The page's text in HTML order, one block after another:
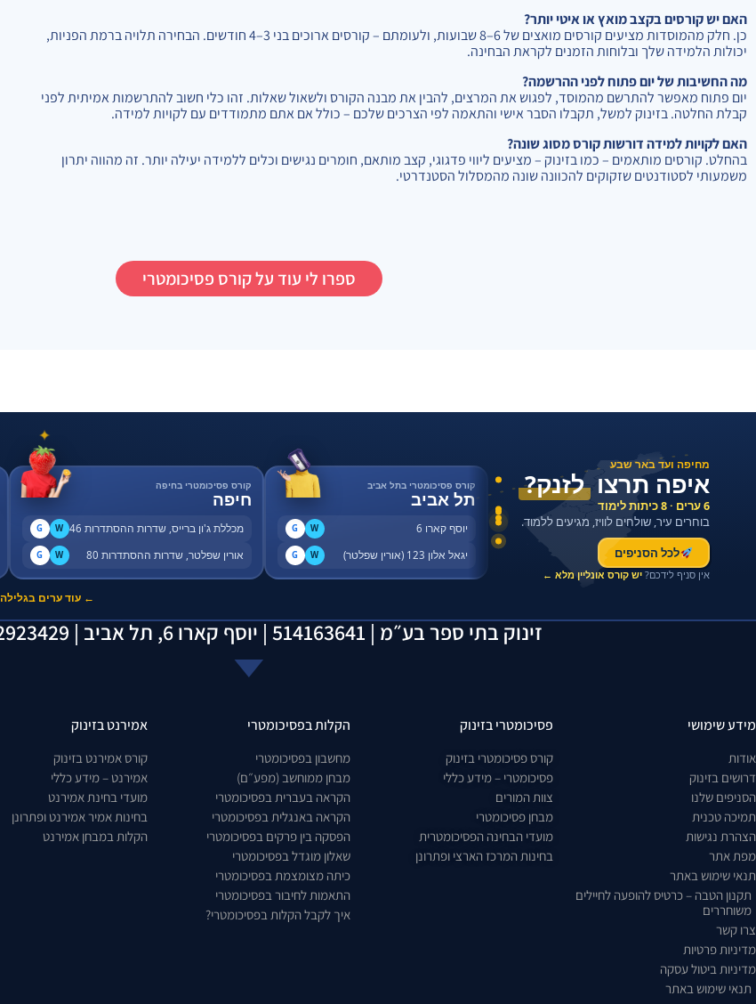
האם יש קורסים בקצב מואץ או איטי יותר?
כן. חלק מהמוסדות מציעים קורסים מואצים של 6–8 שבועות, ולעומתם – קורסים ארוכים בני 3–4 חודשים. הבחירה תלויה ברמת הפניות,
יכולות הלמידה שלך ובלוחות הזמנים לקראת הבחינה.
מה החשיבות של יום פתוח לפני ההרשמה?
יום פתוח מאפשר להתרשם מהמוסד, לפגוש את המרצים, להבין את מבנה הקורס ולשאול שאלות. זהו כלי חשוב להתרשמות אמיתית לפני
קבלת החלטה. בזינוק למשל, תקבלו הסבר אישי והתאמה לפי הצרכים שלכם – כולל אם אתם מתמודדים עם לקויות למידה.
האם לקויות למידה דורשות קורס מסוג שונה?
בהחלט. קורסים מותאמים – כמו בזינוק – מציעים ליווי פדגוגי, קצב מותאם, חומרים נגישים וכלים ללמידה יעילה יותר. זה מהווה יתרון
משמעותי לסטודנטים שזקוקים להכוונה שונה מהמסלול הסטנדרטי.
ספרו לי עוד על קורס פסיכומטרי
✦
✦ מחיפה ועד באר שבע
איפה תרצו לזנק?
6 ערים · 8 כיתות לימוד
בוחרים עיר, שולחים לוויז, מגיעים ללמוד.
לכל הסניפים
אין סניף לידכם? יש קורס אונליין מלא ←
קורס פסיכומטרי בתל אביב
תל אביב
יוסף קארו 6 W
G
יגאל אלון 123 (אורין שפלטר) W
G
קורס פסיכומטרי בחיפה
חיפה
מכללת ג'ון ברייס, שדרות ההסתדרות 46 W
G
אורין שפלטר, שדרות ההסתדרות 80 W
G
← עוד ערים בגלילה
זינוק בתי ספר בע״מ | 514163641 | יוסף קארו 6, תל אביב | 055-2923429
מידע שימושי
אודות
דרושים בזינוק
הסניפים שלנו
תמיכה טכנית
הצהרת נגישות
מפת אתר
תנאי שימוש באתר
תקנון הטבה – כרטיס להופעה לחיילים
משוחררים
צרו קשר
מדיניות פרטיות
מדיניות ביטול עסקה
תנאי שימוש באתר
פסיכומטרי בזינוק
קורס פסיכומטרי בזינוק
פסיכומטרי – מידע כללי
צוות המורים
מבחן פסיכומטרי
מועדי הבחינה הפסיכומטרית
בחינות המרכז הארצי ופתרונן
הקלות בפסיכומטרי
מחשבון בפסיכומטרי
מבחן ממוחשב (מפע״ם)
הקראה בעברית בפסיכומטרי
הקראה באנגלית בפסיכומטרי
הפסקה בין פרקים בפסיכומטרי
שאלון מוגדל בפסיכומטרי
כיתה מצומצמת בפסיכומטרי
התאמות לחיבור בפסיכומטרי
איך לקבל הקלות בפסיכומטרי?
אמירנט בזינוק
קורס אמירנט בזינוק
אמירנט – מידע כללי
מועדי בחינת אמירנט
בחינות אמיר אמירנט ופתרונן
הקלות במבחן אמירנט